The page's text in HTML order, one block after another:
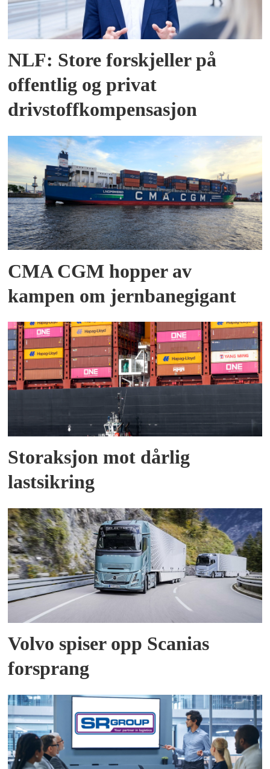
NLF: Store forskjeller på
offentlig og privat
drivstoffkompensasjon
CMA CGM hopper av
kampen om jernbanegigant
Storaksjon mot dårlig
lastsikring
Volvo spiser opp Scanias
forsprang